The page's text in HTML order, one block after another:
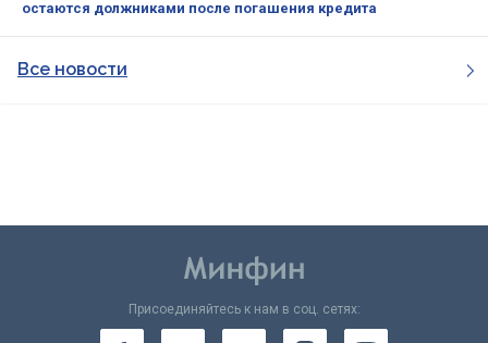
остаются должниками после погашения кредита
Все новости
Присоединяйтесь к нам в соц. сетях: